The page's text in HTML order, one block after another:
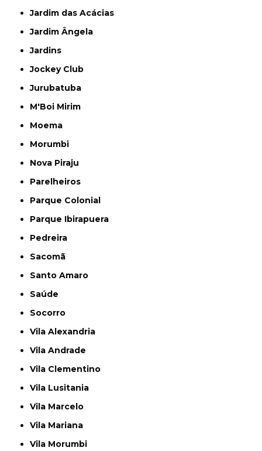
Jardim das Acácias
Jardim Ângela
Jardins
Jockey Club
Jurubatuba
M'Boi Mirim
Moema
Morumbi
Nova Piraju
Parelheiros
Parque Colonial
Parque Ibirapuera
Pedreira
Sacomã
Santo Amaro
Saúde
Socorro
Vila Alexandria
Vila Andrade
Vila Clementino
Vila Lusitania
Vila Marcelo
Vila Mariana
Vila Morumbi